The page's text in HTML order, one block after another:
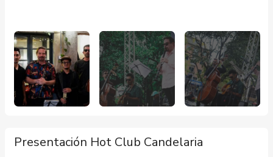
Presentación Hot Club Candelaria